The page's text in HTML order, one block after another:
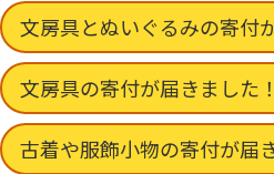
文房具とぬいぐるみの寄付
文房具の寄付が届きました！
古着や服飾小物の寄付が届